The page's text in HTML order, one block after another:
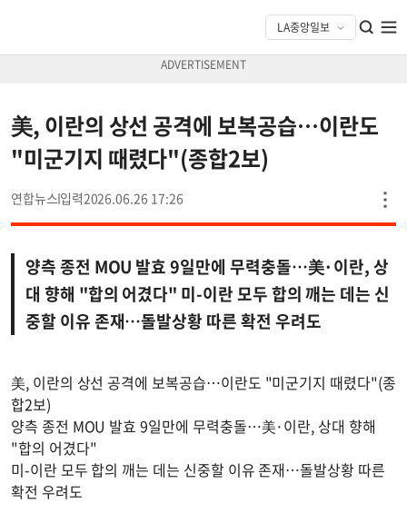
美, 이란의 상선 공격에 보복공습…이란도
"미군기지 때렸다"(종합2보)
연합뉴스 2026.06.26 17:26
양측 종전 MOU 발효 9일만에 무력충돌…美·이란, 상
대 향해 "합의 어겼다" 미-이란 모두 합의 깨는 데는 신
중할 이유 존재…돌발상황 따른 확전 우려도
美, 이란의 상선 공격에 보복공습…이란도 "미군기지 때렸다"(종
합2보)
양측 종전 MOU 발효 9일만에 무력충돌…美·이란, 상대 향해
"합의 어겼다"
미-이란 모두 합의 깨는 데는 신중할 이유 존재…돌발상황 따른
확전 우려도